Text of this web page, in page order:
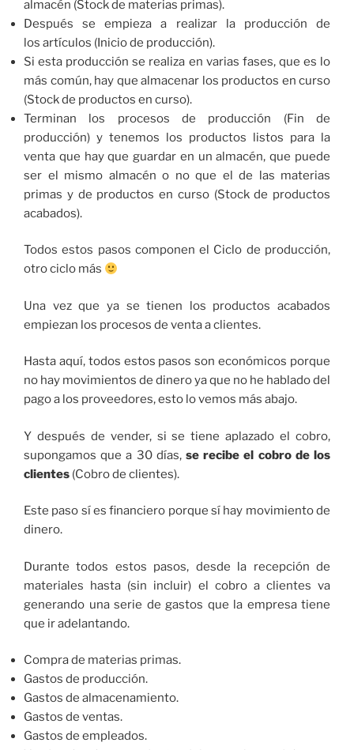
almacén (Stock de materias primas).
Después se empieza a realizar la producción de
los artículos (Inicio de producción).
Si esta producción se realiza en varias fases, que es lo
más común, hay que almacenar los productos en curso
(Stock de productos en curso).
Terminan los procesos de producción (Fin de
producción) y tenemos los productos listos para la
venta que hay que guardar en un almacén, que puede
ser el mismo almacén o no que el de las materias
primas y de productos en curso (Stock de productos
acabados).
Todos estos pasos componen el Ciclo de producción,
otro ciclo más
Una vez que ya se tienen los productos acabados
empiezan los procesos de venta a clientes.
Hasta aquí, todos estos pasos son económicos porque
no hay movimientos de dinero ya que no he hablado del
pago a los proveedores, esto lo vemos más abajo.
Y después de vender, si se tiene aplazado el cobro,
supongamos que a 30 días, se recibe el cobro de los
clientes (Cobro de clientes).
Este paso sí es financiero porque sí hay movimiento de
dinero.
Durante todos estos pasos, desde la recepción de
materiales hasta (sin incluir) el cobro a clientes va
generando una serie de gastos que la empresa tiene
que ir adelantando.
Compra de materias primas.
Gastos de producción.
Gastos de almacenamiento.
Gastos de ventas.
Gastos de empleados.